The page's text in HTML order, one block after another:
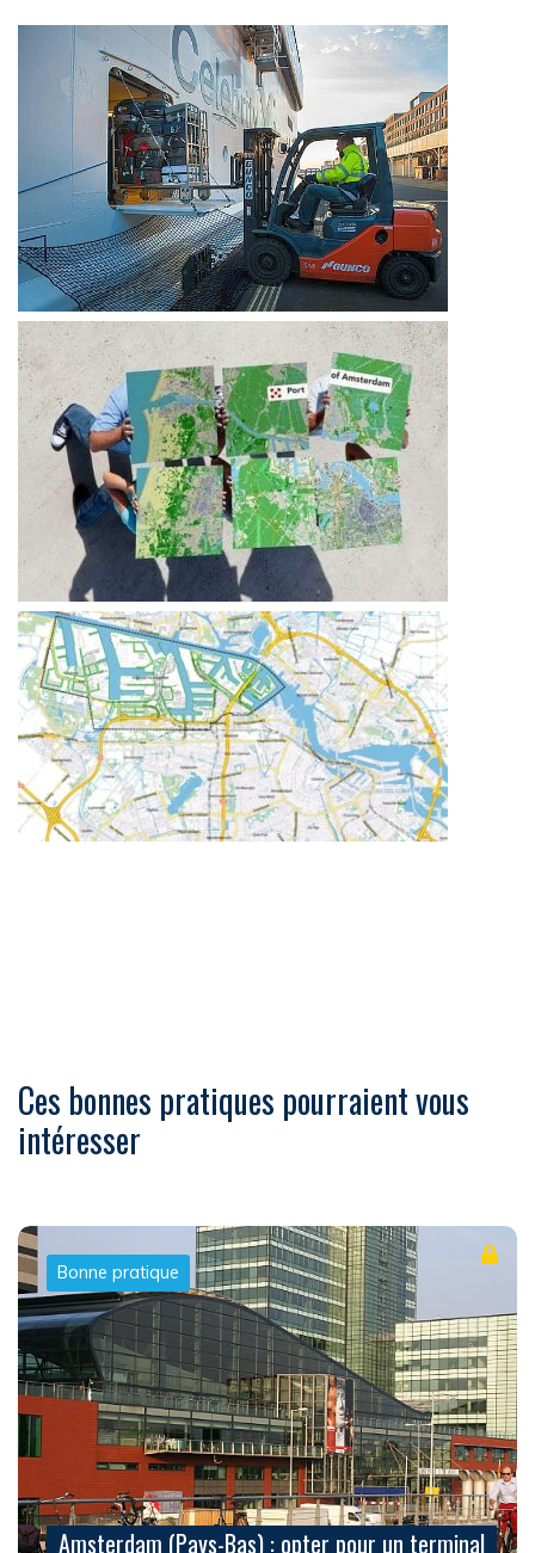
Ces bonnes pratiques pourraient vous
intéresser
Bonne pratique
Amsterdam (Pays-Bas) : opter pour un terminal